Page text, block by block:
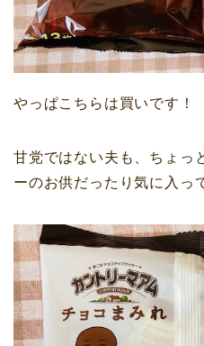
やっぱこちらは買いです！
甘党ではない夫も、ちょっ
ーのお供だったり気に入っ